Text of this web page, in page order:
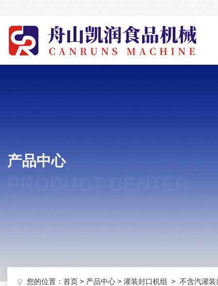
产品中心
您的位置： 首页 > 产品中心 > 灌装封口机组 > 不含汽灌装